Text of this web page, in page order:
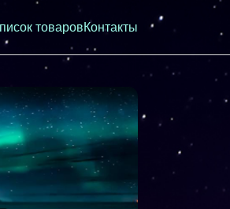
товаровКонтакты